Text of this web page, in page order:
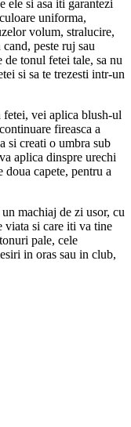
ele si asa iti garantezi
uniforma,
volum, stralucire,
peste ruj sau
tonul fetei tale, sa nu
si sa te trezesti intr-un
vei aplica blush-ul
fireasca a
si creati o umbra sub
aplica dinspre urechi
doua capete, pentru a
machiaj de zi usor, cu
viata si care iti va tine
pale, cele
in oras sau in club,